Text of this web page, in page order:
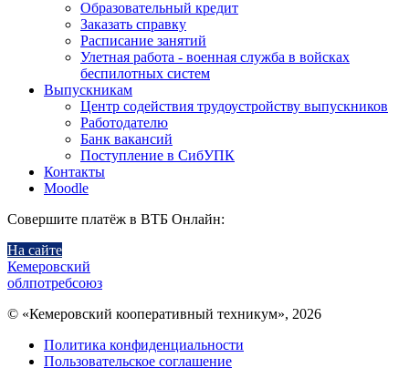
Образовательный кредит
Заказать справку
Расписание занятий
Улетная работа - военная служба в войсках
беспилотных систем
Выпускникам
Центр содействия трудоустройству выпускников
Работодателю
Банк вакансий
Поступление в СибУПК
Контакты
Moodle
Совершите платёж в ВТБ Онлайн:
На сайте
Кемеровский
облпотребсоюз
© «Кемеровский кооперативный техникум», 2026
Политика конфиденциальности
Пользовательское соглашение